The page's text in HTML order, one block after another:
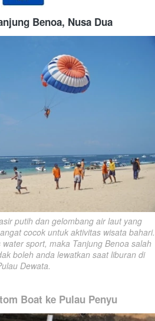
Benoa, Nusa Dua
putih dan gelombang air laut yang
cocok untuk aktivitas wisata bahari.
sport, maka Tanjung Benoa salah
boleh anda lewatkan saat liburan di
Dewata.
Boat ke Pulau Penyu